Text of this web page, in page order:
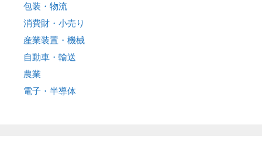
包装・物流
消費財・小売り
産業装置・機械
自動車・輸送
農業
電子・半導体